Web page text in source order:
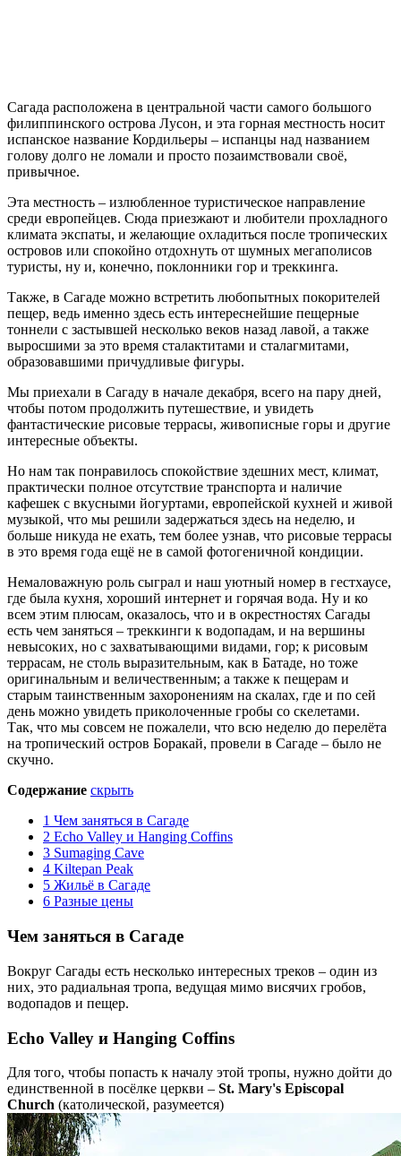
Сагада расположена в центральной части самого большого
филиппинского острова Лусон, и эта горная местность носит
испанское название Кордильеры – испанцы над названием
голову долго не ломали и просто позаимствовали своё,
привычное.
Эта местность – излюбленное туристическое направление
среди европейцев. Сюда приезжают и любители прохладного
климата экспаты, и желающие охладиться после тропических
островов или спокойно отдохнуть от шумных мегаполисов
туристы, ну и, конечно, поклонники гор и треккинга.
Также, в Сагаде можно встретить любопытных покорителей
пещер, ведь именно здесь есть интереснейшие пещерные
тоннели с застывшей несколько веков назад лавой, а также
выросшими за это время сталактитами и сталагмитами,
образовавшими причудливые фигуры.
Мы приехали в Сагаду в начале декабря, всего на пару дней,
чтобы потом продолжить путешествие, и увидеть
фантастические рисовые террасы, живописные горы и другие
интересные объекты.
Но нам так понравилось спокойствие здешних мест, климат,
практически полное отсутствие транспорта и наличие
кафешек с вкусными йогуртами, европейской кухней и живой
музыкой, что мы решили задержаться здесь на неделю, и
больше никуда не ехать, тем более узнав, что рисовые террасы
в это время года ещё не в самой фотогеничной кондиции.
Немаловажную роль сыграл и наш уютный номер в гестхаусе,
где была кухня, хороший интернет и горячая вода. Ну и ко
всем этим плюсам, оказалось, что и в окрестностях Сагады
есть чем заняться – треккинги к водопадам, и на вершины
невысоких, но с захватывающими видами, гор; к рисовым
террасам, не столь выразительным, как в Батаде, но тоже
оригинальным и величественным; а также к пещерам и
старым таинственным захоронениям на скалах, где и по сей
день можно увидеть приколоченные гробы со скелетами.
Так, что мы совсем не пожалели, что всю неделю до перелёта
на тропический остров Боракай, провели в Сагаде – было не
скучно.
Содержание скрыть
1 Чем заняться в Сагаде
2 Echo Valley и Hanging Coffins
3 Sumaging Cave
4 Kiltepan Peak
5 Жильё в Сагаде
6 Разные цены
Чем заняться в Сагаде
Вокруг Сагады есть несколько интересных треков – один из
них, это радиальная тропа, ведущая мимо висячих гробов,
водопадов и пещер.
Echo Valley и Hanging Coffins
Для того, чтобы попасть к началу этой тропы, нужно дойти до
единственной в посёлке церкви – St. Mary's Episcopal
Church (католической, разумеется)